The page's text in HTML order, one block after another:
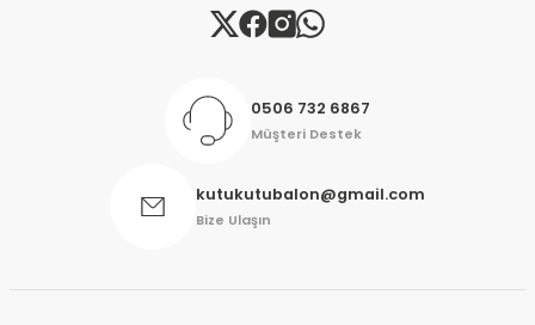
Gönder
0506 732 6867
Müşteri Destek
kutukutubalon@gmail.com
Bize Ulaşın